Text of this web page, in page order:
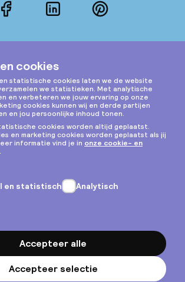
FacebookLinkedInPinterest
Instagram
Privacy & cookies
Algemene voorwaarden